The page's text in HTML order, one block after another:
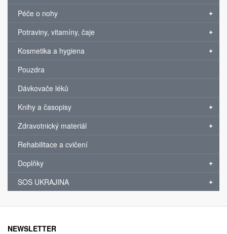
Péče o nohy
Potraviny, vitamíny, čaje
Kosmetika a hygiena
Pouzdra
Dávkovače léků
Knihy a časopisy
Zdravotnický materiál
Rehabilitace a cvičení
Doplňky
SOS UKRAJINA
NEWSLETTER